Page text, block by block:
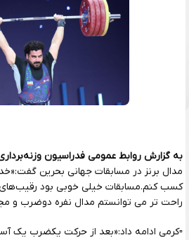
به گزارش روابط عمومی فدراسیون
مدال برنز در مسابقات جهانی بحرین
کسب کنم.مسابقات خیلی خوبی بود
راحت تر می توانستم مدال نفره دوضرب و
▫️کرمی ادامه داد:«بعد از حرکت یکضرب یک